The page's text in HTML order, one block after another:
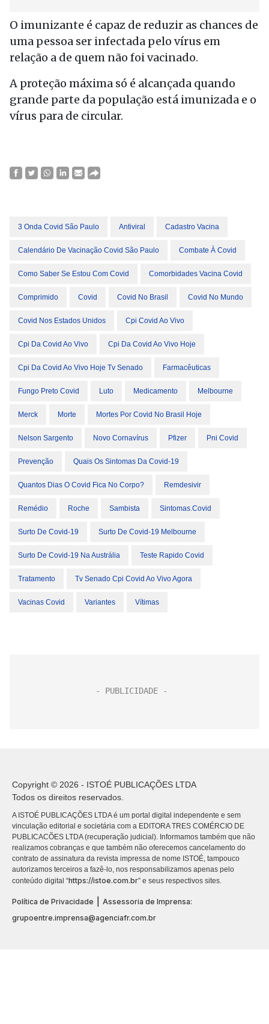
O imunizante é capaz de reduzir as chances de
uma pessoa ser infectada pelo vírus em
relação a de quem não foi vacinado.
A proteção máxima só é alcançada quando
grande parte da população está imunizada e o
vírus para de circular.
3 Onda Covid São Paulo Antiviral Cadastro Vacina
Calendário De Vacinação Covid São Paulo Combate À Covid
Como Saber Se Estou Com Covid Comorbidades Vacina Covid
Comprimido Covid Covid No Brasil Covid No Mundo
Covid Nos Estados Unidos Cpi Covid Ao Vivo
Cpi Da Covid Ao Vivo Cpi Da Covid Ao Vivo Hoje
Cpi Da Covid Ao Vivo Hoje Tv Senado Farmacêuticas
Fungo Preto Covid Luto Medicamento Melbourne
Merck Morte Mortes Por Covid No Brasil Hoje
Nelson Sargento Novo Cornavírus Pfizer Pni Covid
Prevenção Quais Os Sintomas Da Covid-19
Quantos Dias O Covid Fica No Corpo? Remdesivir
Remédio Roche Sambista Sintomas.covid
Surto De Covid-19 Surto De Covid-19 Melbourne
Surto De Covid-19 Na Austrália Teste Rapido Covid
Tratamento Tv Senado Cpi Covid Ao Vivo Agora
Vacinas Covid Variantes Vítimas
Copyright © 2026 - ISTOÉ PUBLICAÇÕES LTDA
Todos os direitos reservados.
A ISTOÉ PUBLICAÇÕES LTDA é um portal digital independente e sem
vinculação editorial e societária com a EDITORA TRES COMÉRCIO DE
PUBLICACÕES LTDA (recuperação judicial). Informamos também que não
realizamos cobranças e que também não oferecemos cancelamento do
contrato de assinatura da revista impressa de nome ISTOÉ, tampouco
autorizamos terceiros a fazê-lo, nos responsabilizamos apenas pelo
conteúdo digital “https://istoe.com.br” e seus respectivos sites.
Política de Privacidade
Assessoria de Imprensa:
grupoentre.imprensa@agenciafr.com.br